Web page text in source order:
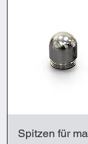
Spitzen für